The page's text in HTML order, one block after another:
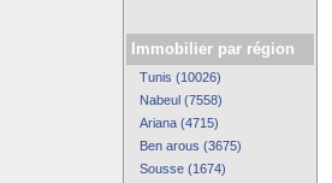
Immobilier par région
Tunis (10026)
Nabeul (7558)
Ariana (4715)
Ben arous (3675)
Sousse (1674)